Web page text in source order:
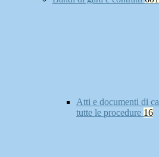
Atti e documenti di
tutte le procedure 16